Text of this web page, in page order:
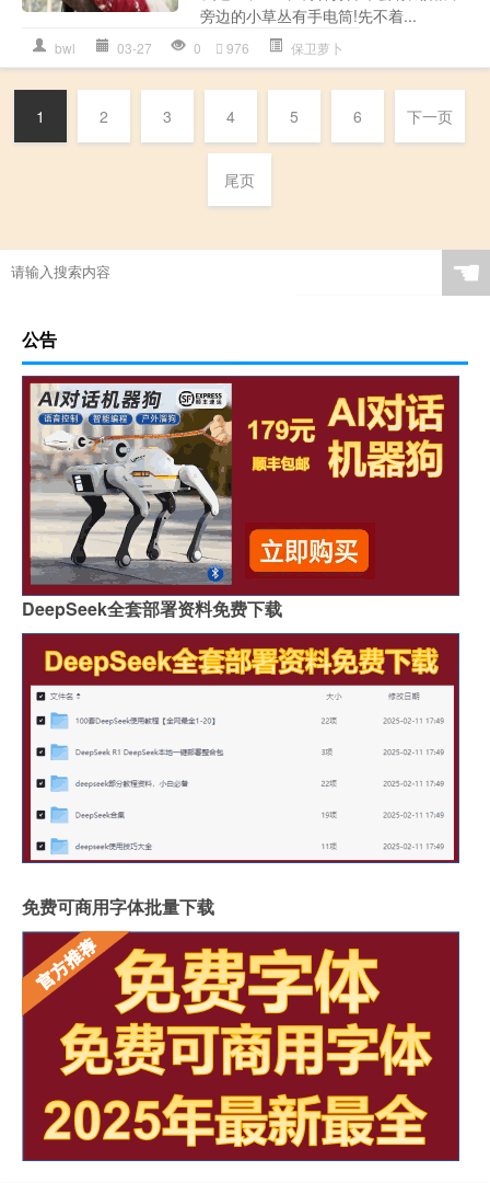
旁边的小草丛有手电筒!先不着...
bwl 03-27 0 976 保卫萝卜
1 2 3 4 5 6 下一页
尾页
☚
公告
DeepSeek全套部署资料免费下载
免费可商用字体批量下载